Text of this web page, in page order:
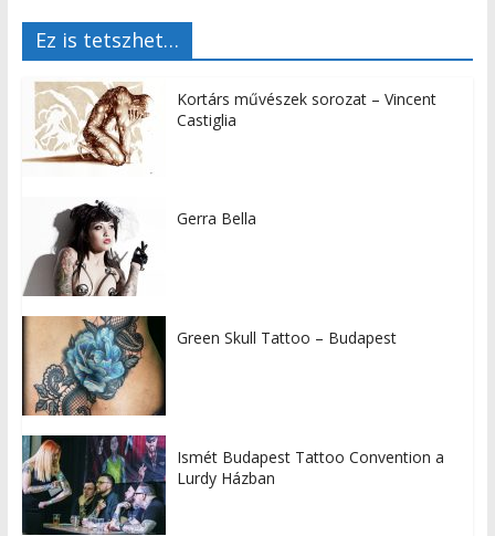
Ez is tetszhet…
Kortárs művészek sorozat – Vincent
Castiglia
Gerra Bella
Green Skull Tattoo – Budapest
Ismét Budapest Tattoo Convention a
Lurdy Házban